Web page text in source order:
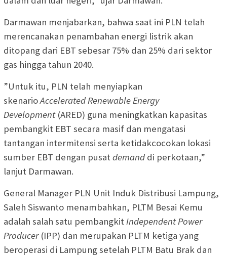
Darmawan menjabarkan, bahwa saat ini PLN telah
merencanakan penambahan energi listrik akan
ditopang dari EBT sebesar 75% dan 25% dari sektor
gas hingga tahun 2040.
”Untuk itu, PLN telah menyiapkan
skenarioAccelerated Renewable Energy
Development(ARED) guna meningkatkan kapasitas
pembangkit EBT secara masif dan mengatasi
tantangan intermitensi serta ketidakcocokan lokasi
sumber EBT dengan pusatdemanddi perkotaan,”
lanjut Darmawan.
General Manager PLN Unit Induk Distribusi Lampung,
Saleh Siswanto menambahkan, PLTM Besai Kemu
adalah salah satu pembangkitIndependent Power
Producer(IPP) dan merupakan PLTM ketiga yang
beroperasi di Lampung setelah PLTM Batu Brak dan